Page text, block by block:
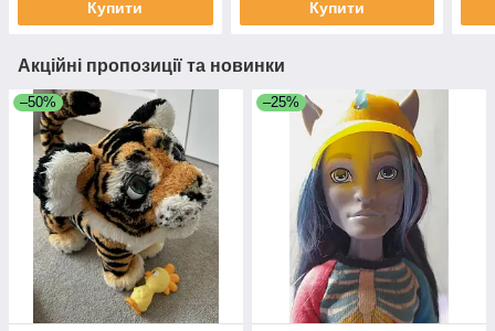
Купити Купити
Акційні пропозиції та новинки
–50% –25%